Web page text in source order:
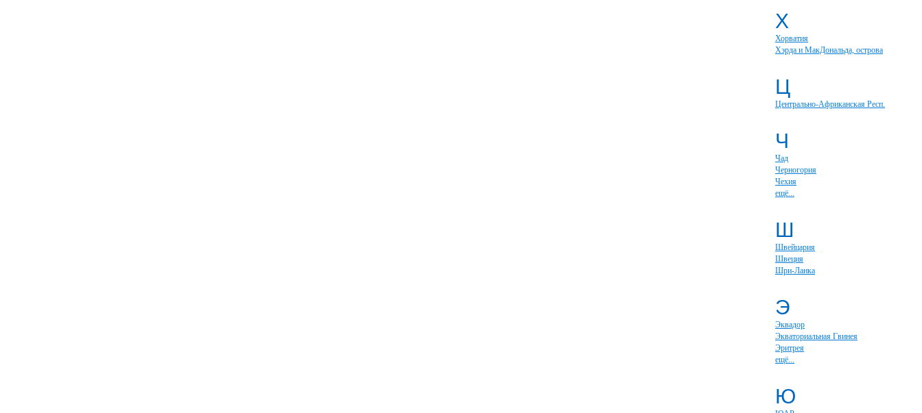
Х
Хорватия
Хэрда и МакДональда, острова
Ц
Центрально-Африканская Респ.
Ч
Чад
Черногория
Чехия
ещё...
Ш
Швейцария
Швеция
Шри-Ланка
Э
Эквадор
Экваториальная Гвинея
Эритрея
ещё...
Ю